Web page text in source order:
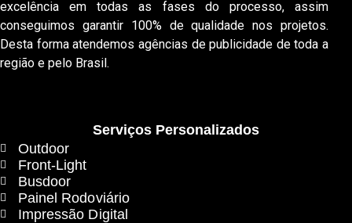
excelência em todas as fases do processo, assim
conseguimos garantir 100% de qualidade nos projetos.
Desta forma atendemos agências de publicidade de toda a
região e pelo Brasil.
Serviços Personalizados
Outdoor
Front-Light
Busdoor
Painel Rodoviário
Impressão Digital